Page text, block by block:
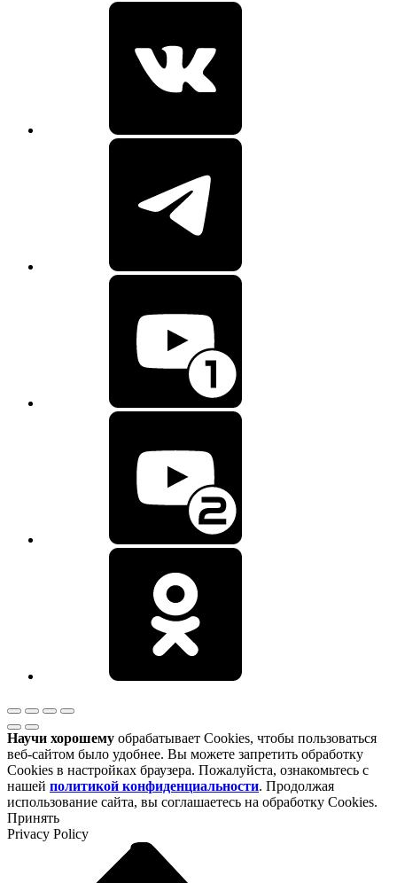
Научи хорошему обрабатывает Cookies, чтобы пользоваться
веб-сайтом было удобнее. Вы можете запретить обработку
Cookies в настройках браузера. Пожалуйста, ознакомьтесь с
нашей политикой конфиденциальности. Продолжая
использование сайта, вы соглашаетесь на обработку Cookies.
Принять
Privacy Policy